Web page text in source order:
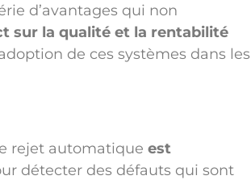
d’avantages qui non
sur la qualité et la rentabilité
de ces systèmes dans les
rejet automatique est
détecter des défauts qui sont